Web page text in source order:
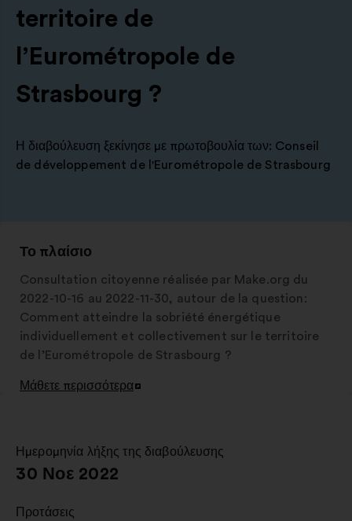
territoire de
l’Eurométropole de
Strasbourg ?
Η διαβούλευση ξεκίνησε με πρωτοβουλία των: Conseil
de développement de l'Eurométropole de Strasbourg
Το πλαίσιο
Consultation citoyenne réalisée par Make.org du
2022-10-16 au 2022-11-30, autour de la question:
Comment atteindre la sobriété énergétique
individuellement et collectivement sur le territoire
de l’Eurométropole de Strasbourg ?
Μάθετε περισσότερα
Άνοιγμα
καρτέλα
Ημερομηνία λήξης της διαβούλευσης
:
30 Νοε 2022
Προτάσεις